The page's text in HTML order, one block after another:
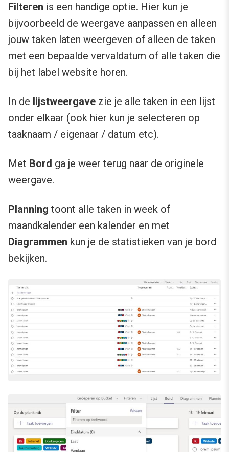
Filteren is een handige optie. Hier kun je
bijvoorbeeld de weergave aanpassen en alleen
jouw taken laten weergeven of alleen de taken
met een bepaalde vervaldatum of alle taken die
bij het label website horen.
In de lijstweergave zie je alle taken in een lijst
onder elkaar (ook hier kun je selecteren op
taaknaam / eigenaar / datum etc).
Met Bord ga je weer terug naar de originele
weergave.
Planning toont alle taken in week of
maandkalender een kalender en met
Diagrammen kun je de statistieken van je bord
bekijken.